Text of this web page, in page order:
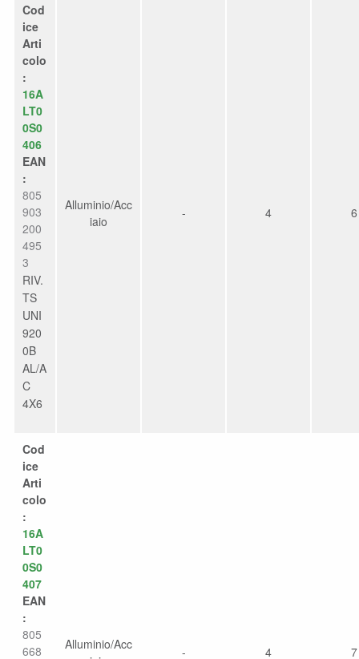
Cod
ice
Arti
colo
:
16A
LT0
0S0
406
EAN
:
805
903
200
495
3
RIV.
TS
UNI
920
0B
AL/A
C
4X6
Alluminio/Acc
iaio
- 4 6
Cod
ice
Arti
colo
:
16A
LT0
0S0
407
EAN
:
805
668
Alluminio/Acc
- 4 7